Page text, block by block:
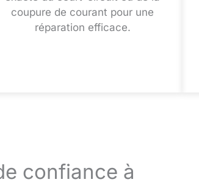
coupure de courant pour une
réparation efficace.
confiance à